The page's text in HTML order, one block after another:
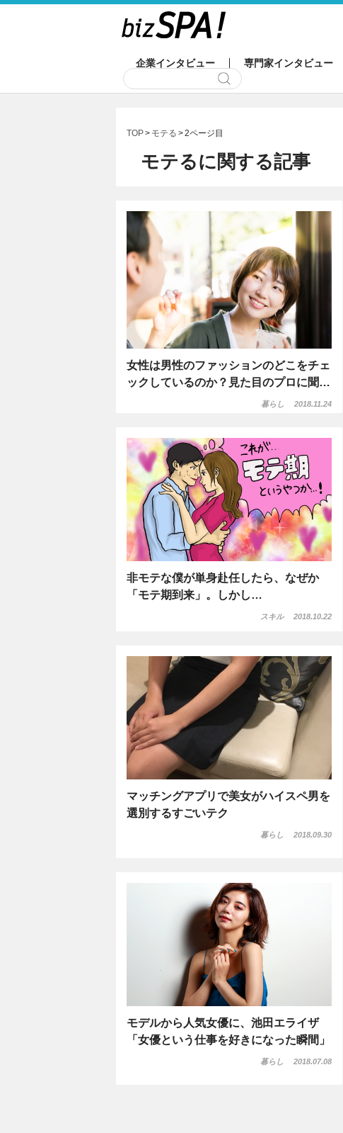
企業インタビュー 専門家インタビュー
TOP モテる 2ページ目
モテるに関する記事
女性は男性のファッションのどこをチェ
ックしているのか？見た目のプロに聞…
暮らし 2018.11.24
非モテな僕が単身赴任したら、なぜか
「モテ期到来」。しかし…
スキル 2018.10.22
マッチングアプリで美女がハイスペ男を
選別するすごいテク
暮らし 2018.09.30
モデルから人気女優に、池田エライザ
「女優という仕事を好きになった瞬間」
暮らし 2018.07.08